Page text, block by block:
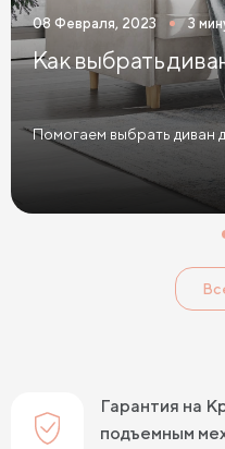
Кровати бирюзового
Кровати в современном
Кровати в скандинавском
Кровати в классическом
Кровати с мягким
Кровати белого цвета
08 Февраля, 2023 3
Как выбрать
Помогаем выбрать диван
Гарантия на Кровати в современном стиле с
подъемным